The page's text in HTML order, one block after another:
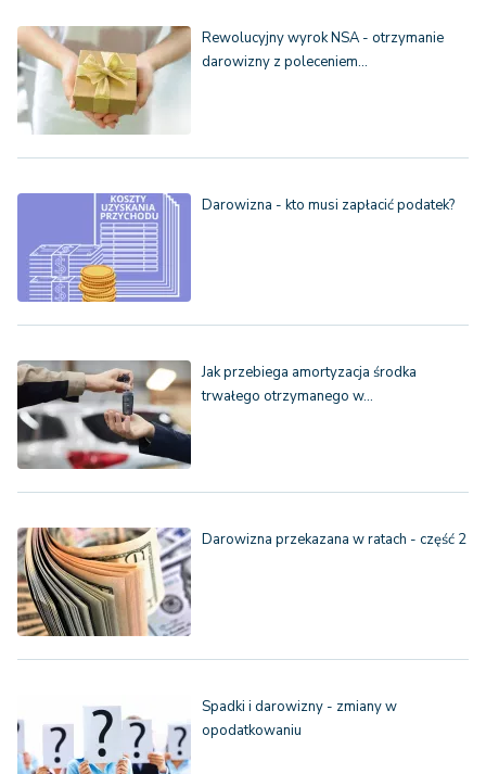
Rewolucyjny wyrok NSA - otrzymanie
darowizny z poleceniem…
Darowizna - kto musi zapłacić podatek?
Jak przebiega amortyzacja środka
trwałego otrzymanego w…
Darowizna przekazana w ratach - część 2
Spadki i darowizny - zmiany w
opodatkowaniu